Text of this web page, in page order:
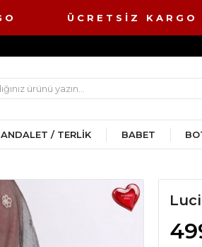
ÜCRETSİZ
/ TERLIK BABET